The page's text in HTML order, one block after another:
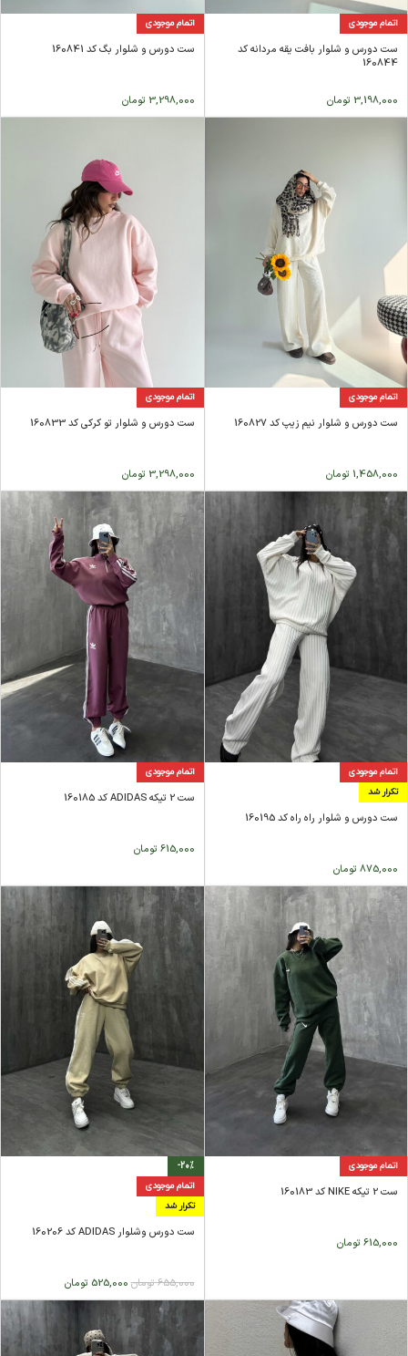
اتمام موجودی
ست دورس و شلوار بافت یقه مردانه کد
160844
3,198,000 تومان
اتمام موجودی
ست دورس و شلوار بگ کد 160841
3,298,000 تومان
اتمام موجودی
ست دورس و شلوار نیم زیپ کد 160827
1,458,000 تومان
اتمام موجودی
ست دورس و شلوار تو کرکی کد 160833
3,298,000 تومان
اتمام موجودی
تکرار شد
ست دورس و شلوار راه راه کد 160195
875,000 تومان
اتمام موجودی
ست 2 تیکه ADIDAS کد 160185
615,000 تومان
اتمام موجودی
ست 2 تیکه NIKE کد 160183
615,000 تومان
-20%
اتمام موجودی
تکرار شد
ست دورس وشلوار ADIDAS کد 160206
655,000تومان 525,000 تومان